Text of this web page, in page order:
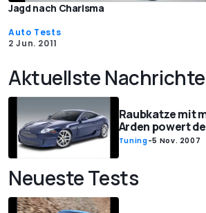
Jagd nach Charisma
Auto Tests
2 Jun. 2011
Aktuellste
Raubkatze mit
Arden powert
Tuning-5 Nov. 2007
Neueste Tests